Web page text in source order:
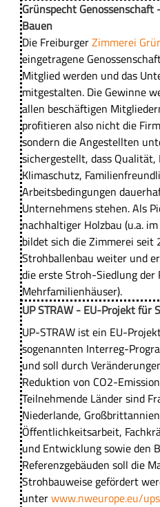
Grünspecht
Bauen
Die FreiburgerZimmerei
eingetragene
Mitglied werden und das
mitgestalten. Die Gewinne
allen beschäftigen
profitieren also nicht die
sondern die Angestellten
sichergestellt, dass
Klimaschutz,
Arbeitsbedingungen
Unternehmens stehen. Als
nachhaltiger Holzbau (u.a.
bildet sich die Zimmerei seit
Strohballenbau weiter und
die erste Stroh-Siedlung der
Mehrfamilienhäuser).
UP STRAW - EU-Projekt für
UP-STRAW ist ein EU-
sogenannten Interreg-
und soll durch
Reduktion von CO2-
Teilnehmende Länder sind
Niederlande,
Öffentlichkeitsarbeit,
und Entwicklung sowie den
Referenzgebäuden soll die
Strohbauweise gefördert
unterwww.nweurope.eu/